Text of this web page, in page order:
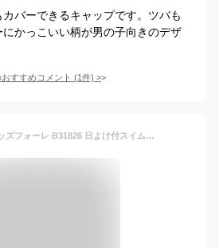
バーできるキャップです。ツバも
かっこいい柄が男の子向きのデザ
すすめコメント (1件) >
スイムキャップ キッズフォーレ B31826 日よけ付スイムキャップ UVカット キッズ こども 子供 子ども 女の子 男の子 水泳帽 おしゃれ かわいい かっこいい 紫外線防止 UV加工 ブルー ネイビー イエロー ピンク レッド ラベンダー 48-54cm Kids Foret